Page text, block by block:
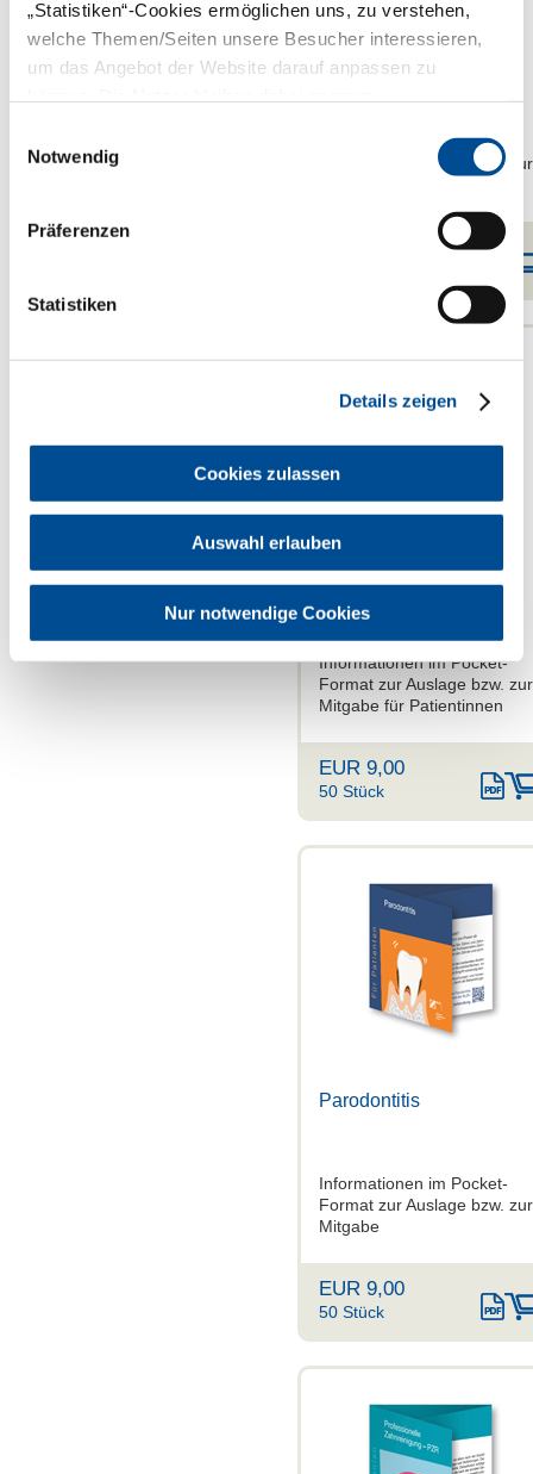
„Statistiken“-Cookies ermöglichen uns, zu verstehen,
welche Themen/Seiten unsere Besucher interessieren,
um das Angebot der Website darauf anpassen zu
Notwendig
Präferenzen
Statistiken
Details zeigen
Cookies zulassen
Auswahl erlauben
Nur notwendige Cookies
Karies bei Kleinkindern
Informationen im Pocket-
Format zur Auslage bzw. zur
Mundgesund durch die
Schwangerschaft
Informationen im Pocket-
Format zur Auslage bzw. zur
Mitgabe für Patientinnen
EUR 9,00
50 Stück
Parodontitis
Informationen im Pocket-
Format zur Auslage bzw. zur
Mitgabe
EUR 9,00
50 Stück